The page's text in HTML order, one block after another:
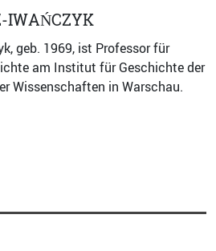
IWAŃCZYK
geb. 1969, ist Professor für
am Institut für Geschichte der
Wissenschaften in Warschau.